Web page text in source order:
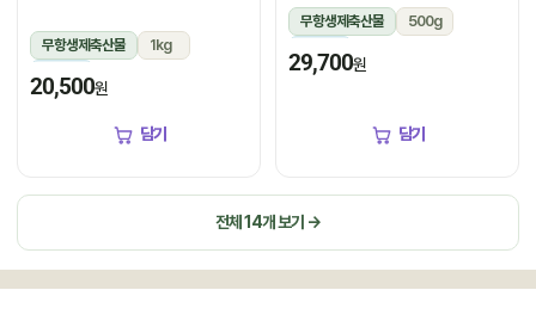
무항생제축산물
1kg
냉장
20,500원
담기
무항생제축산물
500g
냉장
29,700원
담기
전체 14개 보기 →